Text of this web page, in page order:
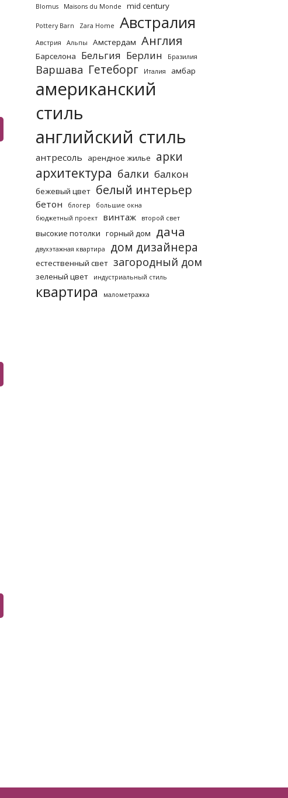
Blomus Maisons du Monde mid century
Pottery Barn Zara Home Австралия
Австрия Альпы Амстердам Англия
Барселона Бельгия Берлин Бразилия
Варшава Гетеборг Италия амбар
американский
стиль
английский стиль
антресоль арендное жилье арки
архитектура балки балкон
бежевый цвет белый интерьер
бетон блогер
большие окна
бюджетный проект
винтаж второй свет
высокие потолки горный дом дача
двухэтажная квартира дом дизайнера
естественный свет загородный дом
зеленый цвет индустриальный стиль
квартира малометражка